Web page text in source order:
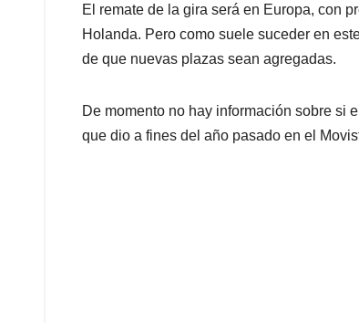
El remate de la gira será en Europa, con
Holanda. Pero como suele suceder en
de que nuevas plazas sean agregadas.
De momento no hay información sobre si
que dio a fines del año pasado en el